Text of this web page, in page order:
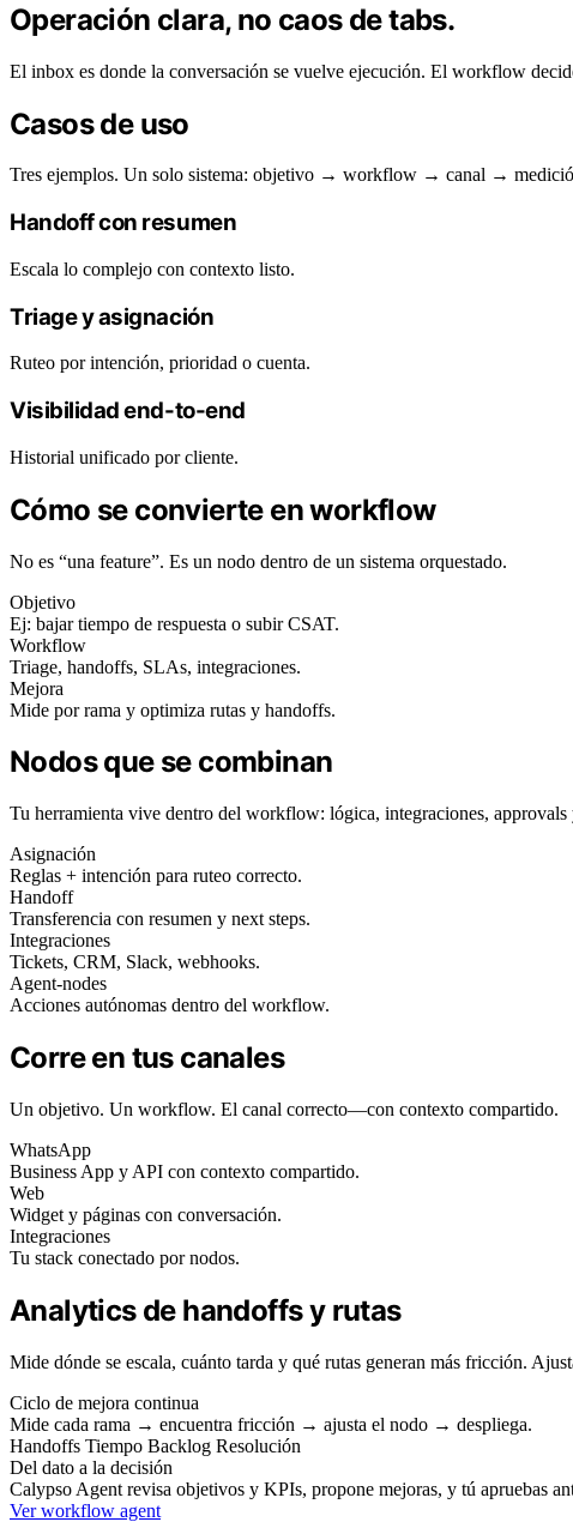
Operación clara, no caos de tabs.
El inbox es donde la conversación se vuelve ejecución. El workflow
Casos de uso
Tres ejemplos. Un solo sistema: objetivo → workflow → canal →
Handoff con resumen
Escala lo complejo con contexto listo.
Triage y asignación
Ruteo por intención, prioridad o cuenta.
Visibilidad end-to-end
Historial unificado por cliente.
Cómo se convierte en workflow
No es “una feature”. Es un nodo dentro de un sistema orquestado.
Objetivo
Ej: bajar tiempo de respuesta o subir CSAT.
Workflow
Triage, handoffs, SLAs, integraciones.
Mejora
Mide por rama y optimiza rutas y handoffs.
Nodos que se combinan
Tu herramienta vive dentro del workflow: lógica, integraciones, approvals
Asignación
Reglas + intención para ruteo correcto.
Handoff
Transferencia con resumen y next steps.
Integraciones
Tickets, CRM, Slack, webhooks.
Agent-nodes
Acciones autónomas dentro del workflow.
Corre en tus canales
Un objetivo. Un workflow. El canal correcto—con contexto compartido.
WhatsApp
Business App y API con contexto compartido.
Web
Widget y páginas con conversación.
Integraciones
Tu stack conectado por nodos.
Analytics de handoffs y rutas
Mide dónde se escala, cuánto tarda y qué rutas generan más fricción.
Ciclo de mejora continua
Mide cada rama → encuentra fricción → ajusta el nodo → despliega.
Handoffs Tiempo Backlog Resolución
Del dato a la decisión
Calypso Agent revisa objetivos y KPIs, propone mejoras, y tú apruebas
Ver workflow agent